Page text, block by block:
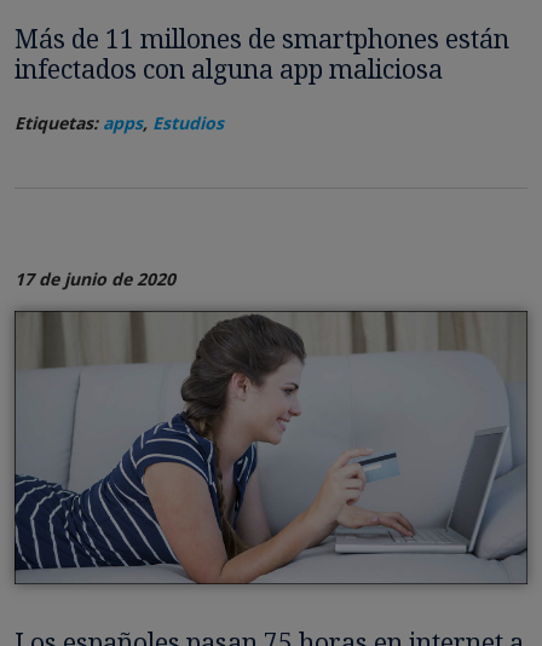
Más de 11 millones de smartphones están
infectados con alguna app maliciosa
Etiquetas: apps, Estudios
17 de junio de 2020